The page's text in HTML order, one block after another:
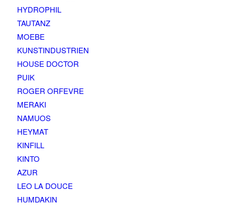
HYDROPHIL
TAUTANZ
MOEBE
KUNSTINDUSTRIEN
HOUSE DOCTOR
PUIK
ROGER ORFEVRE
MERAKI
NAMUOS
HEYMAT
KINFILL
KINTO
AZUR
LEO LA DOUCE
HUMDAKIN